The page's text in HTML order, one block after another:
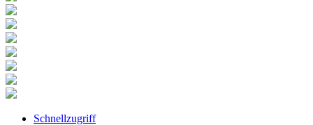
Schnellzugriff